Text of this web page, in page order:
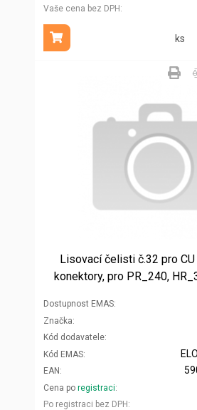
Vaše cena bez DPH
ks
Přidat do košíku
Lisovací čelisti č.32 pro
konektory, pro PR_240,
Dostupnost EMAS
Značka
Kód dodavatele
Kód EMAS
EAN
Cena po registraci
Po registraci bez DPH